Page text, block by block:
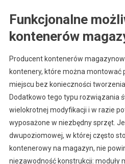
Funkcjonalne
kontenerów
Producent kontenerów
kontenery, które można montować
miejscu bez konieczności
Dodatkowo tego typu rozwiązania
wielokrotnej modyfikacji i w razie
wyposażone w niezbędny sprzęt.
dwupoziomowej, w której często
kontenerowy na magazyn, nie
niezawodność konstrukcji: moduły